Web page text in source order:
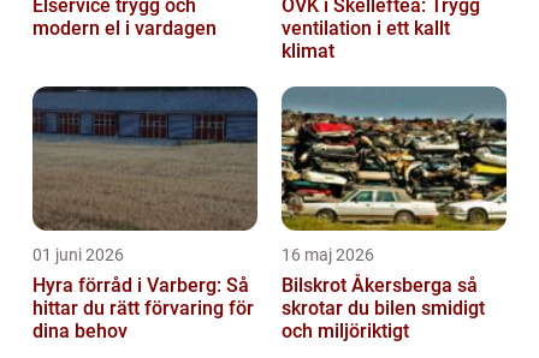
Elservice trygg och
modern el i vardagen
OVK i Skellefteå: Trygg
ventilation i ett kallt
klimat
01 juni 2026
Hyra förråd i Varberg: Så
hittar du rätt förvaring för
dina behov
16 maj 2026
Bilskrot Åkersberga så
skrotar du bilen smidigt
och miljöriktigt